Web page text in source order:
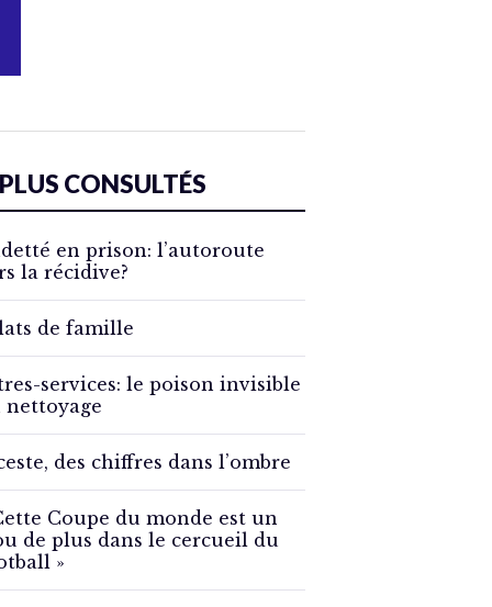
CONSULTÉS
en prison: l’autoroute
la récidive?
de famille
services: le poison invisible
nettoyage
des chiffres dans l’ombre
Coupe du monde est un
de plus dans le cercueil du
»